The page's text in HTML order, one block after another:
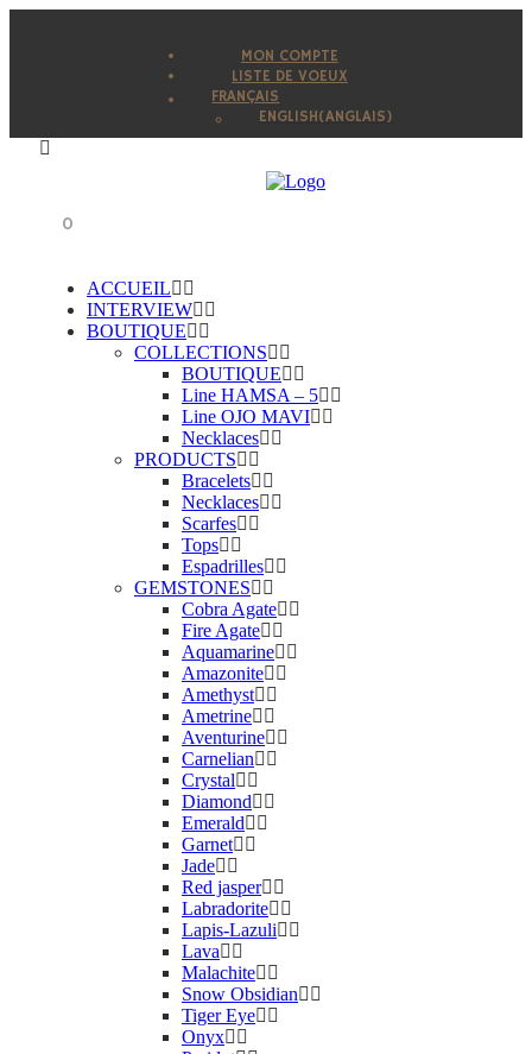
MON COMPTE
LISTE DE VOEUX
FRANÇAIS
ENGLISH(ANGLAIS)
0
ACCUEIL
INTERVIEW
BOUTIQUE
COLLECTIONS
BOUTIQUE
Line HAMSA – 5
Line OJO MAVI
Necklaces
PRODUCTS
Bracelets
Necklaces
Scarfes
Tops
Espadrilles
GEMSTONES
Cobra Agate
Fire Agate
Aquamarine
Amazonite
Amethyst
Ametrine
Aventurine
Carnelian
Crystal
Diamond
Emerald
Garnet
Jade
Red jasper
Labradorite
Lapis-Lazuli
Lava
Malachite
Snow Obsidian
Tiger Eye
Onyx